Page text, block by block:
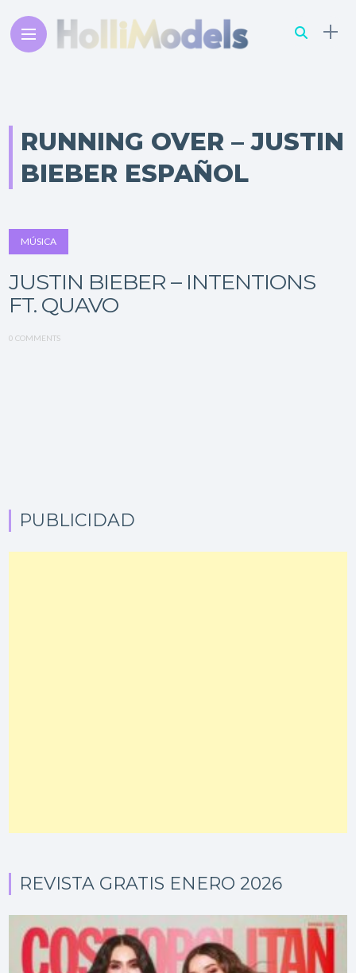
RUNNING OVER – JUSTIN
BIEBER ESPAÑOL
MÚSICA
JUSTIN BIEBER – INTENTIONS
FT. QUAVO
0 COMMENTS
PUBLICIDAD
REVISTA GRATIS ENERO 2026